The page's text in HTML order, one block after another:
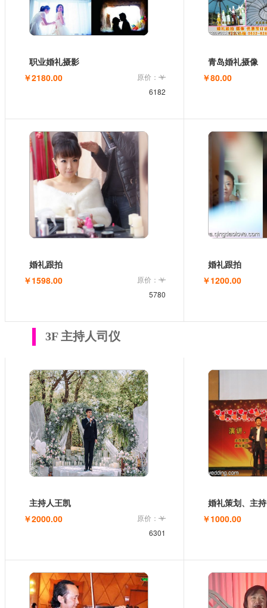
职业婚礼摄影
￥2180.00 原价： ￥
6182
青岛婚礼摄像
￥80.00
婚礼跟拍
￥1598.00 原价： ￥
5780
婚礼跟拍
￥1200.00
3F 主持人司仪
主持人王凯
￥2000.00 原价： ￥
6301
婚礼策划、主持
￥1000.00